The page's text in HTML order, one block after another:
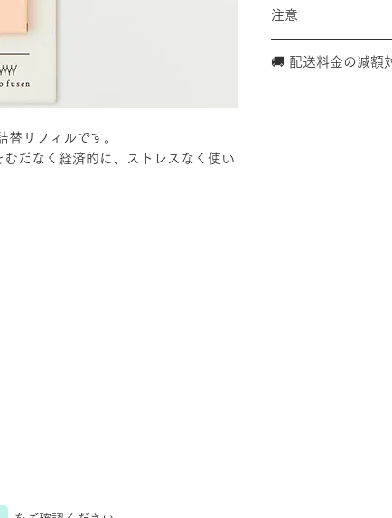
替リフィルです。
だなく経済的に、ストレスなく使い
注意
『ココフセンベー
🚚 配送料金の減額